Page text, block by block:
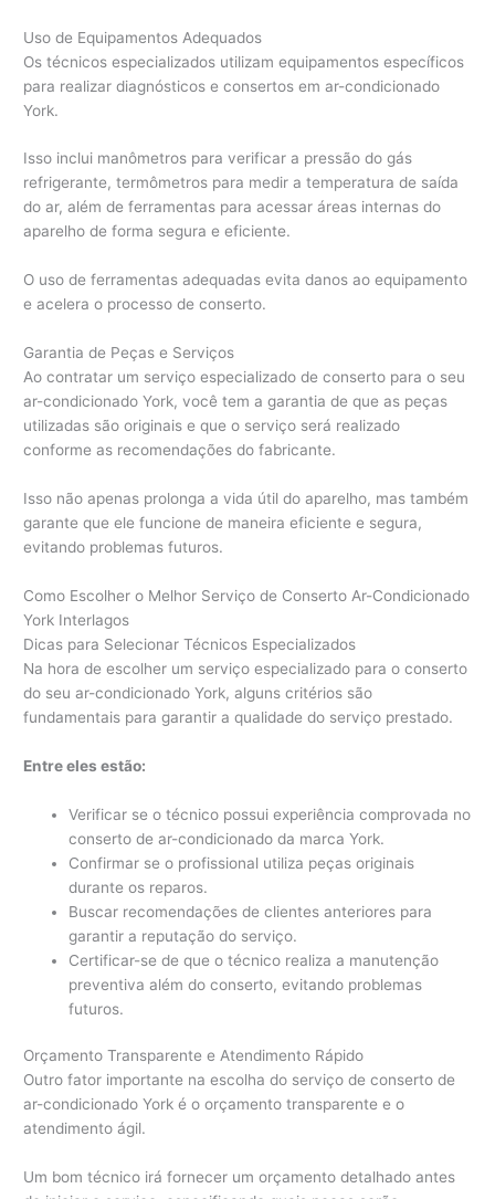
Uso de Equipamentos Adequados
Os técnicos especializados utilizam equipamentos específicos
para realizar diagnósticos e consertos em ar-condicionado
York.
Isso inclui manômetros para verificar a pressão do gás
refrigerante, termômetros para medir a temperatura de saída
do ar, além de ferramentas para acessar áreas internas do
aparelho de forma segura e eficiente.
O uso de ferramentas adequadas evita danos ao equipamento
e acelera o processo de conserto.
Garantia de Peças e Serviços
Ao contratar um serviço especializado de conserto para o seu
ar-condicionado York, você tem a garantia de que as peças
utilizadas são originais e que o serviço será realizado
conforme as recomendações do fabricante.
Isso não apenas prolonga a vida útil do aparelho, mas também
garante que ele funcione de maneira eficiente e segura,
evitando problemas futuros.
Como Escolher o Melhor Serviço de Conserto Ar-Condicionado
York Interlagos
Dicas para Selecionar Técnicos Especializados
Na hora de escolher um serviço especializado para o conserto
do seu ar-condicionado York, alguns critérios são
fundamentais para garantir a qualidade do serviço prestado.
Entre eles estão:
Verificar se o técnico possui experiência comprovada no
conserto de ar-condicionado da marca York.
Confirmar se o profissional utiliza peças originais
durante os reparos.
Buscar recomendações de clientes anteriores para
garantir a reputação do serviço.
Certificar-se de que o técnico realiza a manutenção
preventiva além do conserto, evitando problemas
futuros.
Orçamento Transparente e Atendimento Rápido
Outro fator importante na escolha do serviço de conserto de
ar-condicionado York é o orçamento transparente e o
atendimento ágil.
Um bom técnico irá fornecer um orçamento detalhado antes